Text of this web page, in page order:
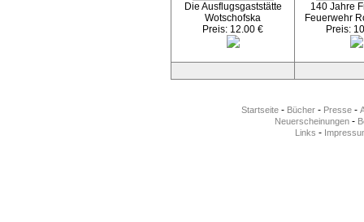
Die Ausflugsgaststätte
Wotschofska
Preis: 12.00 €
140 Jahre
Feuerwehr
Preis:
Startseite - Bücher - Presse -
Neuerscheinungen-
Links -